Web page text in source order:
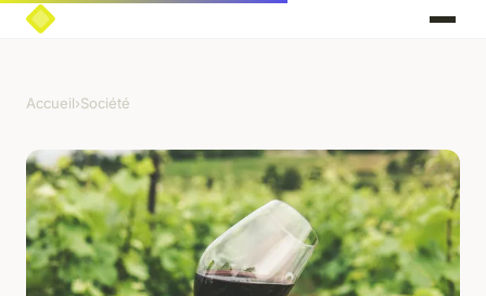
Accueil›Société